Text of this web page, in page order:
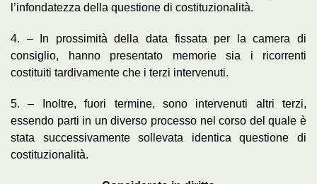
l’infondatezza della questione di costituzionalità.
4. – In prossimità della data fissata per la camera di
consiglio, hanno presentato memorie sia i ricorrenti
costituiti tardivamente che i terzi intervenuti.
5. – Inoltre, fuori termine, sono intervenuti altri terzi,
essendo parti in un diverso processo nel corso del quale è
stata successivamente sollevata identica questione di
costituzionalità.